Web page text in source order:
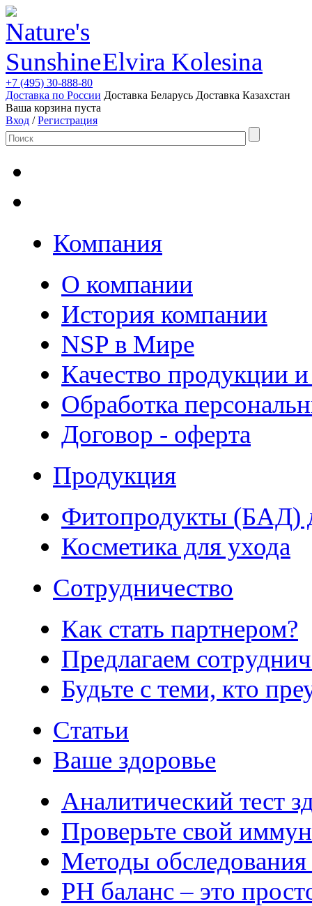
Elvira Kolesina
+7 (495) 30-888-80
Доставка по России Доставка Беларусь Доставка Казахстан
Ваша корзина пуста
Вход /Регистрация
Компания
О компании
История компании
NSP в Мире
Качество продукции
Обработка
Договор - оферта
Продукция
Фитопродукты (БАД)
Косметика для ухода
Сотрудничество
Как стать партнером?
Предлагаем
Будьте с теми, кто
Статьи
Ваше здоровье
Аналитический тест
Проверьте свой
Методы обследования
РH баланс – это